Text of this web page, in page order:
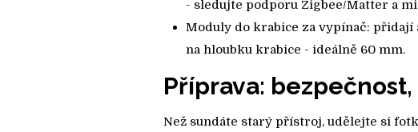
- sledujte podporu Zigbee/Matter a
Moduly do krabice za vypínač: přidají
na hloubku krabice - ideálně 60 mm.
Příprava:
Než sundáte starý přístroj, udělejte si